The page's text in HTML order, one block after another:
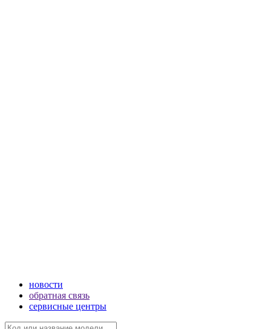
новости
обратная связь
сервисные центры